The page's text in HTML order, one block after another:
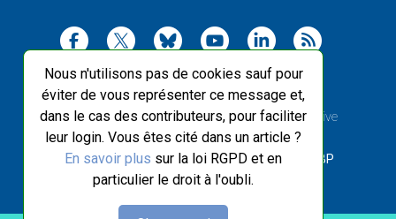
Nous n'utilisons pas de cookies sauf pour
éviter de vous représenter ce message et,
dans le cas des contributeurs, pour faciliter
leur login. Vous êtes cité dans un article ?
En savoir plus sur la loi RGPD et en
particulier le droit à l'oubli.
2003-2026 ©Agence Bretagne Presse, sauf Creative
Commons
Front-end design :Breizhek Studio , Back-end : ABP